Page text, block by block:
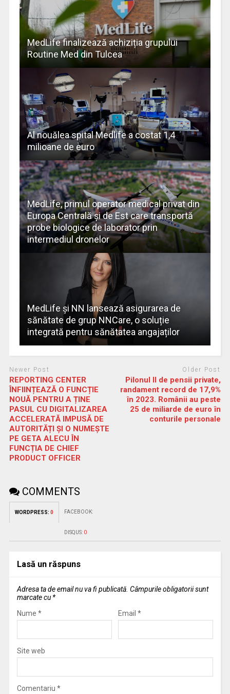
MedLife finalizează achiziția grupului
Routine Med din Tulcea
Al nouălea spital Medlife a costat 1,4
milioane de euro
MedLife, primul operator medical privat din
Europa Centrală și de Est care transportă
probe biologice de laborator prin
intermediul dronelor
MedLife și NN lansează asigurarea de
sănătate de grup NNCare, o soluție
integrată pentru sănătatea angajaților
Newer Post
REPORTING CENTER
ÎNFIINȚEAZĂ O FUNCȚIE
NOUĂ PENTRU A ȚINE
PASUL CU DIGITALIZAREA
ACCELERATĂ IMPUSĂ DE
AUTORITĂȚI ȘI O NUMEȘTE
PE GETA ALECU ÎN
FUNCȚIA DE CHIEF
PRODUCT OFFICER
Older Post
Pilonul II de pensii private,
randament record de 17,9%
în 2023. Românii au peste
25 de miliarde de euro în
conturile personale
COMMENTS
WORDPRESS: 0 FACEBOOK:
DISQUS: 0
Lasă un răspuns
Adresa ta de email nu va fi publicată. Câmpurile obligatorii sunt
marcate cu *
Nume * Email *
Site web
Comentariu *